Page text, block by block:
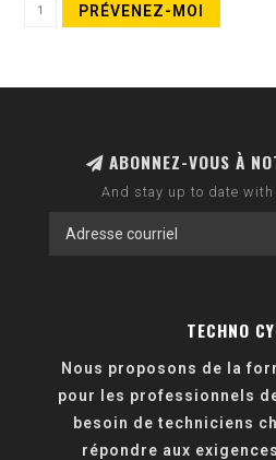
PRÉVENEZ-MOI
ABONNEZ-VOUS À
And stay up to date
TECHNO
Nous proposons de la
pour les professionnels
besoin de techniciens
répondre aux